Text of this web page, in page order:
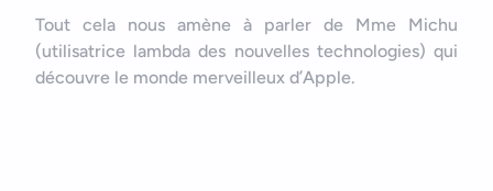
Tout cela nous amène à parler de Mme Michu
(utilisatrice lambda des nouvelles technologies) qui
découvre le monde merveilleux d’Apple.